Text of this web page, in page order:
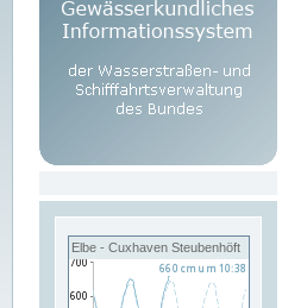
Elbe - Cuxhaven Steubenhöft